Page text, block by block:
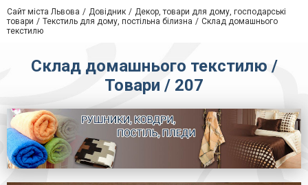
Сайт міста Львова Довідник
Декор, товари для дому, господарські
товари
Текстиль для дому, постільна білизна
Склад домашнього
текстилю
Склад домашнього текстилю /
Товари / 207